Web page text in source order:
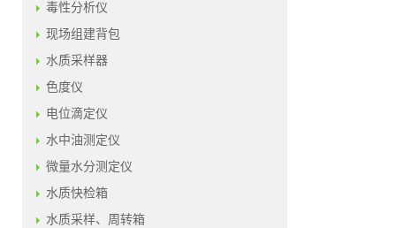
毒性分析仪
现场组建背包
水质采样器
色度仪
电位滴定仪
水中油测定仪
微量水分测定仪
水质快检箱
水质采样、周转箱